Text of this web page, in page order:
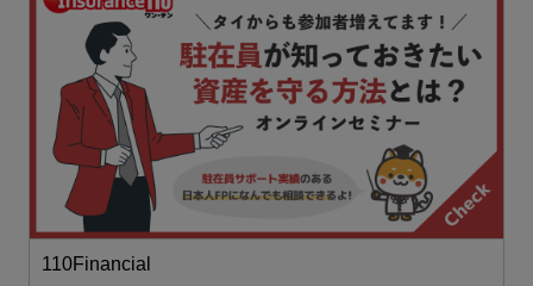
110Financial